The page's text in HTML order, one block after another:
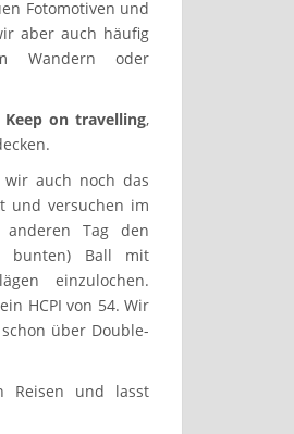
Fotomotiven und
aber auch häufig
Wandern oder
Keep on travelling,
wir auch noch das
und versuchen im
Tag den
bunten) Ball mit
einzulochen.
HCPI von 54. Wir
über Double-
Reisen und lasst